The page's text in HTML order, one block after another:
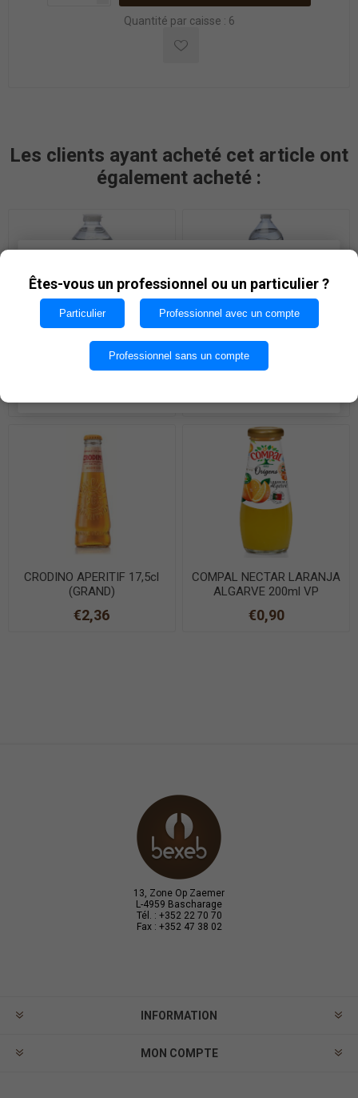
Quantité par caisse : 6
Les clients ayant acheté cet article ont
également acheté :
CRISTALINE 50cl PET
€0,29
CRISTALINE 1,5L PET
€0,39
CRODINO APERITIF 17,5cl
(GRAND)
€2,36
COMPAL NECTAR LARANJA
ALGARVE 200ml VP
€0,90
13, Zone Op Zaemer
L-4959 Bascharage
Tél. : +352 22 70 70
Fax : +352 47 38 02
INFORMATION
MON COMPTE
utilisant nos services, vous acceptez notre utilisation
des cookies.
OK
Êtes-vous un professionnel ou un particulier ?
Particulier Professionnel avec un compte
Professionnel sans un compte